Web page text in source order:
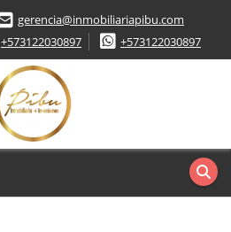
gerencia@inmobiliariapibu.com
+573122030897
+573122030897